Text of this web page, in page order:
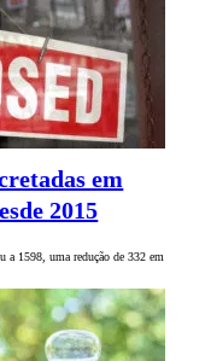
em
2015
a 1598, uma redução de 332 em